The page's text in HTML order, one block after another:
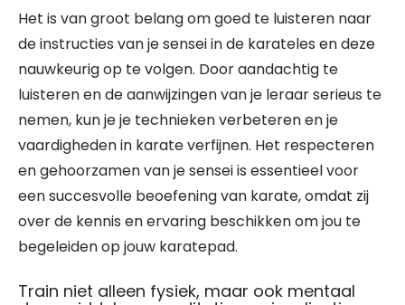
Het is van groot belang om goed te luisteren naar
de instructies van je sensei in de karateles en deze
nauwkeurig op te volgen. Door aandachtig te
luisteren en de aanwijzingen van je leraar serieus te
nemen, kun je je technieken verbeteren en je
vaardigheden in karate verfijnen. Het respecteren
en gehoorzamen van je sensei is essentieel voor
een succesvolle beoefening van karate, omdat zij
over de kennis en ervaring beschikken om jou te
begeleiden op jouw karatepad.
Train niet alleen fysiek, maar ook mentaal